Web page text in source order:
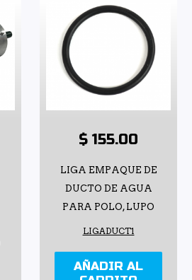
$ 155.00
LIGA EMPAQUE DE
DUCTO DE AGUA
PARA POLO, LUPO
LIGADUCT1
AÑADIR AL